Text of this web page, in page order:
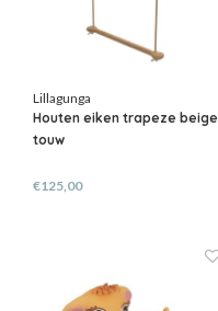
Lillagunga
Houten eiken trapeze beige
touw
€125,00